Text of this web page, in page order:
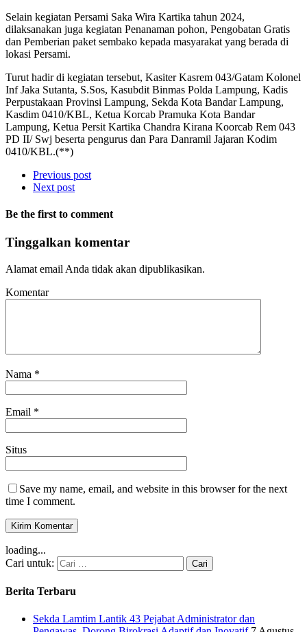
Selain kegiatan Persami Saka Wira Kartika tahun 2024,
dilaksanakan juga kegiatan Penanaman pohon, Pengobatan Gratis
dan Pemberian paket sembako kepada masyarakat yang berada di
lokasi Persami.
Turut hadir di kegiatan tersebut, Kasiter Kasrem 043/Gatam Kolonel
Inf Jaka Sutanta, S.Sos, Kasubdit Binmas Polda Lampung, Kadis
Perpustakaan Provinsi Lampung, Sekda Kota Bandar Lampung,
Kasdim 0410/KBL, Ketua Korcab Pramuka Kota Bandar
Lampung, Ketua Persit Kartika Chandra Kirana Koorcab Rem 043
PD II/ Swj beserta pengurus dan Para Danramil Jajaran Kodim
0410/KBL.(**)
Previous post
Next post
Be the first to comment
Tinggalkan komentar
Alamat email Anda tidak akan dipublikasikan.
Komentar
Nama *
Email *
Situs
Save my name, email, and website in this browser for the next
time I comment.
loading...
Cari untuk:
Berita Terbaru
Sekda Lamtim Lantik 43 Pejabat Administrator dan